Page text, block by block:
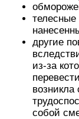
другие
из-за
возникла
собой